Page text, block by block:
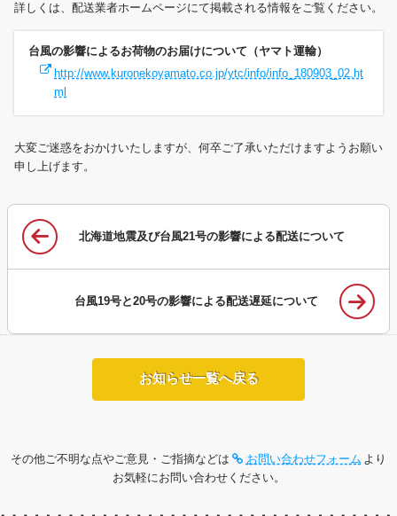
詳しくは、配送業者ホームページにて掲載される情報をご覧ください。
台風の影響によるお荷物のお届けについて（ヤマト運輸）
http://www.kuronekoyamato.co.jp/ytc/info/info_180903_02.ht
ml
大変ご迷惑をおかけいたしますが、何卒ご了承いただけますようお願い
申し上げます。
北海道地震及び台風21号の影響による配送について
台風19号と20号の影響による配送遅延について
お知らせ一覧へ戻る
その他ご不明な点やご意見・ご指摘などは お問い合わせフォーム より
お気軽にお問い合わせください。